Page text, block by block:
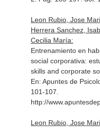
Leon Rubio, Jose
Herrera Sanchez,
Cecilia María:
Entrenamiento en
social corporativa:
skills and corporate
En: Apuntes de
101-107.
http://
Leon Rubio, Jose